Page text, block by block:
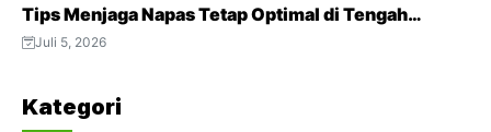
Tips Menjaga Napas Tetap Optimal di Tengah
Aktivitas Padat
Juli 5, 2026
Kategori